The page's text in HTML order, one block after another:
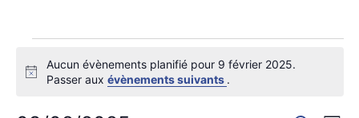
Notice
Aucun évènements planifié pour 9 février 2025.
Passer aux évènements suivants .